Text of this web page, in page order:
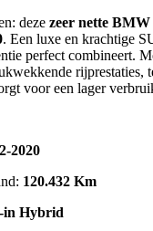
deze zeer nette
. Een luxe en krachtige
perfect combineert.
rijprestaties,
voor een lager
2020
120.432 Km
in Hybrid